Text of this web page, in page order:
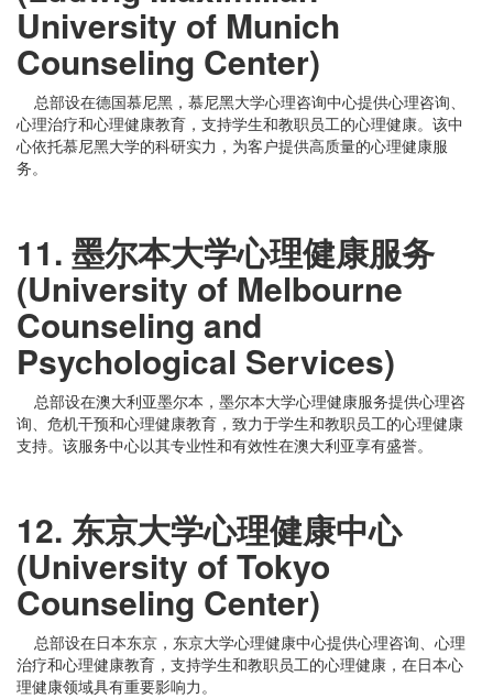
University of Munich
Counseling Center)
总部设在德国慕尼黑，慕尼黑大学心理咨询中心提供心理咨询、
心理治疗和心理健康教育，支持学生和教职员工的心理健康。该中
心依托慕尼黑大学的科研实力，为客户提供高质量的心理健康服
务。
11. 墨尔本大学心理健康服务
(University of Melbourne
Counseling and
Psychological Services)
总部设在澳大利亚墨尔本，墨尔本大学心理健康服务提供心理咨
询、危机干预和心理健康教育，致力于学生和教职员工的心理健康
支持。该服务中心以其专业性和有效性在澳大利亚享有盛誉。
12. 东京大学心理健康中心
(University of Tokyo
Counseling Center)
总部设在日本东京，东京大学心理健康中心提供心理咨询、心理
治疗和心理健康教育，支持学生和教职员工的心理健康，在日本心
理健康领域具有重要影响力。